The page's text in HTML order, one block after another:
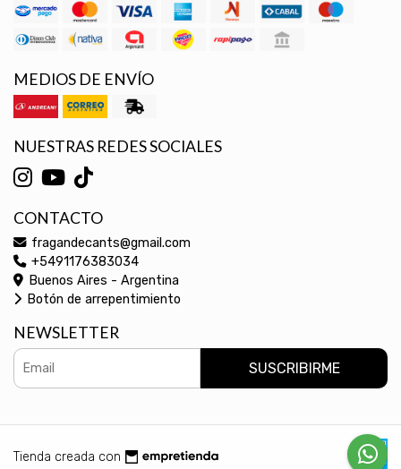
MEDIOS DE ENVÍO
NUESTRAS REDES SOCIALES
CONTACTO
fragandecants@gmail.com
+5491176383034
Buenos Aires - Argentina
Botón de arrepentimiento
NEWSLETTER
SUSCRIBIRME
Tienda creada con